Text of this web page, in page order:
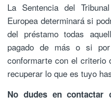
La Sentencia del
Europea determinará si
del préstamo todas
pagado de más o si
conformarte con el criterio
recuperar lo que es tuyo
No dudes en